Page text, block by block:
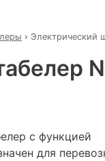
› Электрический
с функцией
для